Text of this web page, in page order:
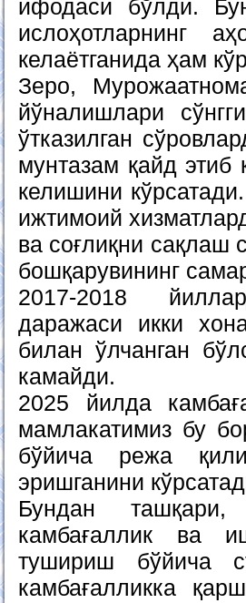
ифодаси бўлди.
ислоҳотларнинг
келаётганида ҳам
Зеро,
йўналишлари
ўтказилган
мунтазам қайд этиб
келишини
ижтимоий
ва соғлиқни сақлаш
бошқарувининг
2017-2018
даражаси икки
билан ўлчанган
камайди.
2025 йилда
мамлакатимиз бу
бўйича режа
эришганини
Бундан
камбағаллик ва
тушириш бўйича
камбағалликка